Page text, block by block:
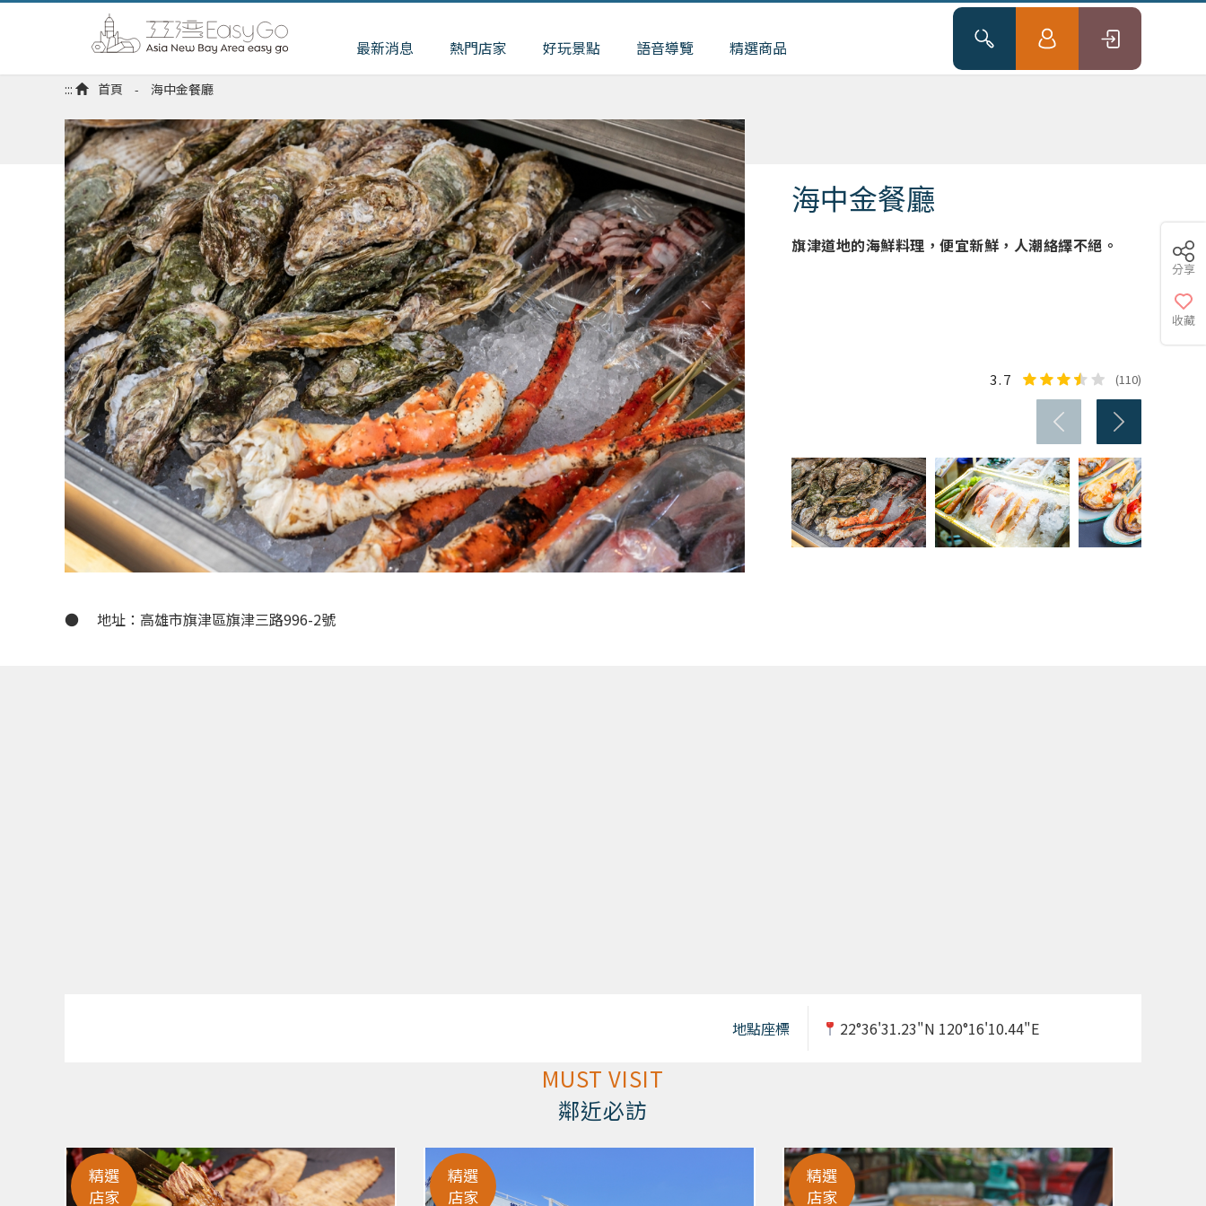
最新消息 熱門店家 好玩景點 語音導覽 精選商品
::: 首頁 - 海中金餐廳
海中金餐廳
旗津道地的海鮮料理，便宜新鮮，人潮絡繹不絕。
3.7 (110)
● 地址：高雄市旗津區旗津三路996-2號
地點座標 22°36'31.23"N 120°16'10.44"E
MUST VISIT
鄰近必訪
精選
店家
精選
店家
精選
店家
分享
收藏